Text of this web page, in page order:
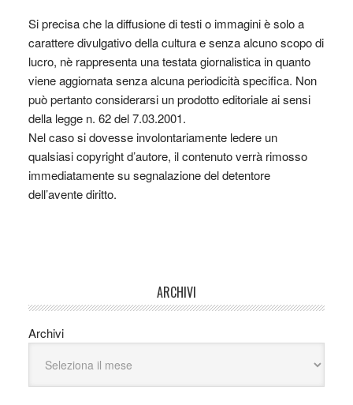
Si precisa che la diffusione di testi o immagini è solo a
carattere divulgativo della cultura e senza alcuno scopo di
lucro, nè rappresenta una testata giornalistica in quanto
viene aggiornata senza alcuna periodicità specifica. Non
può pertanto considerarsi un prodotto editoriale ai sensi
della legge n. 62 del 7.03.2001.
Nel caso si dovesse involontariamente ledere un
qualsiasi copyright d’autore, il contenuto verrà rimosso
immediatamente su segnalazione del detentore
dell’avente diritto.
ARCHIVI
Archivi